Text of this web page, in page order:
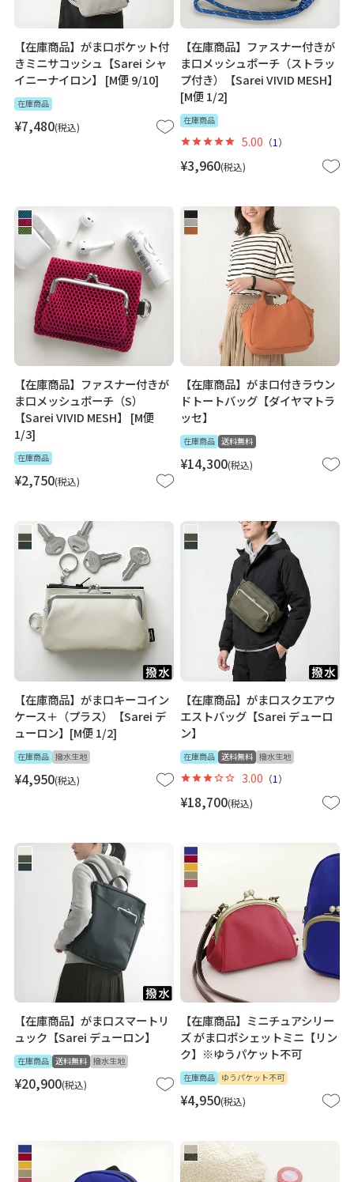
【在庫商品】がま口ポケット付
きミニサコッシュ【Sarei シャ
イニーナイロン】 [M便 9/10]
在庫商品
¥7,480 税込
【在庫商品】ファスナー付きが
ま口メッシュポーチ（ストラッ
プ付き）【Sarei VIVID MESH】
[M便 1/2]
在庫商品
¥3,960 税込
5.00 （1 ）
【在庫商品】ファスナー付きが
ま口メッシュポーチ（S）
【Sarei VIVID MESH】 [M便
1/3]
在庫商品
¥2,750 税込
【在庫商品】がま口付きラウン
ドトートバッグ【ダイヤマトラ
ッセ】
在庫商品 送料無料
¥14,300 税込
【在庫商品】がま口キーコイン
ケース＋（プラス）【Sarei デ
ューロン】[M便 1/2]
在庫商品 撥水生地
¥4,950 税込
【在庫商品】がま口スクエアウ
エストバッグ【Sarei デューロ
ン】
在庫商品 送料無料 撥水生地
¥18,700 税込
3.00 （1 ）
【在庫商品】がま口スマートリ
ュック【Sarei デューロン】
在庫商品 送料無料 撥水生地
¥20,900 税込
【在庫商品】ミニチュアシリー
ズ がま口ポシェットミニ【リン
ク】※ゆうパケット不可
在庫商品 ゆうパケット不可
¥4,950 税込